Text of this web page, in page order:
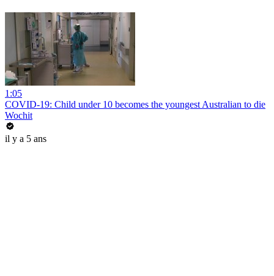
1:05
COVID-19: Child under 10 becomes the youngest Australian to die
Wochit
il y a 5 ans